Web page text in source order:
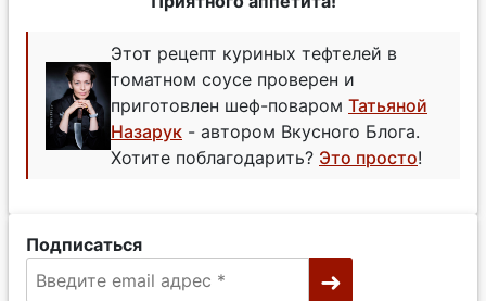
Этот рецепт куриных тефтелей в
томатном соусе проверен и
приготовлен шеф-поваром Татьяной
Назарук - автором Вкусного Блога.
Хотите поблагодарить? Это просто!
Подписаться